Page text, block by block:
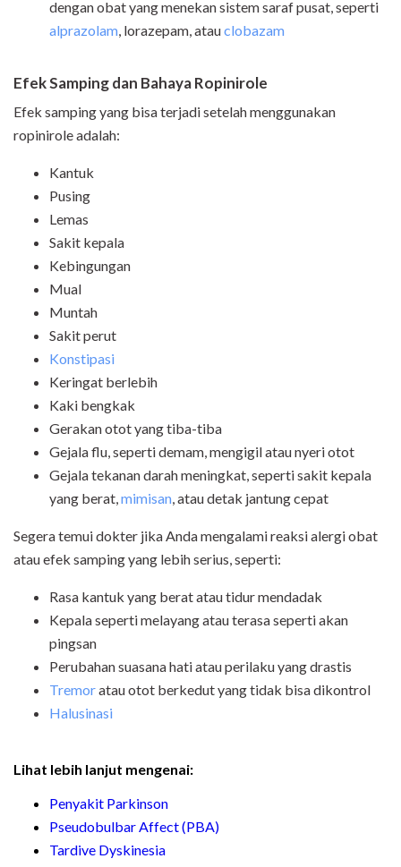
dengan obat yang menekan sistem saraf pusat, seperti
alprazolam, lorazepam, atauclobazam
Efek Samping dan Bahaya Ropinirole
Efek samping yang bisa terjadi setelah menggunakan
ropinirole adalah:
Kantuk
Pusing
Lemas
Sakit kepala
Kebingungan
Mual
Muntah
Sakit perut
Konstipasi
Keringat berlebih
Kaki bengkak
Gerakan otot yang tiba-tiba
Gejala flu, seperti demam, mengigil atau nyeri otot
Gejala tekanan darah meningkat, seperti sakit kepala
yang berat,mimisan, atau detak jantung cepat
Segera temui dokter jika Anda mengalami reaksi alergi obat
atau efek samping yang lebih serius, seperti:
Rasa kantuk yang berat atau tidur mendadak
Kepala seperti melayang atau terasa seperti akan
pingsan
Perubahan suasana hati atau perilaku yang drastis
Tremoratau otot berkedut yang tidak bisa dikontrol
Halusinasi
Lihat lebih lanjut mengenai:
Penyakit Parkinson
Pseudobulbar Affect (PBA)
Tardive Dyskinesia